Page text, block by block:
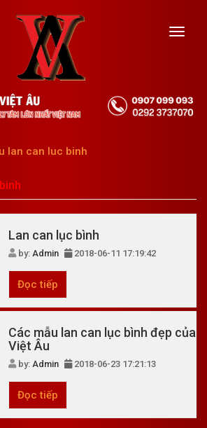
lan can luc binh
Lan can lục bình
by:Admin 2018-06-11 17:19:42
Đọc tiếp
Các mẫu lan can lục bình đẹp của
Việt Âu
by:Admin 2018-06-23 17:21:13
Đọc tiếp